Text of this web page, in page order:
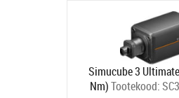
Simucube 3
Nm)Tootekood: